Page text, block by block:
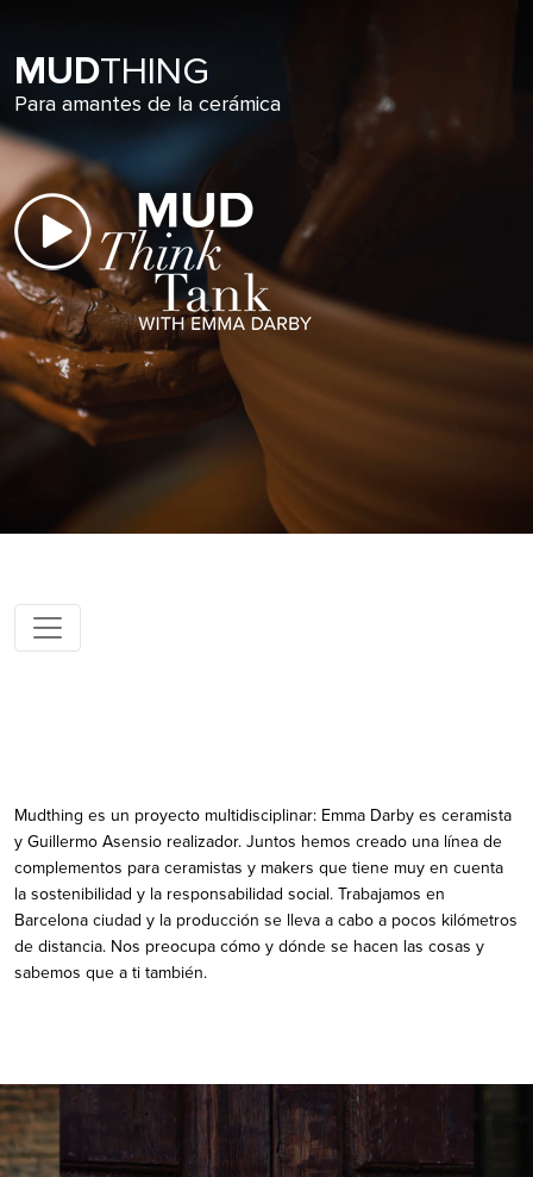
MUDTHING
Para amantes de la cerámica
Mudthing es un proyecto multidisciplinar: Emma Darby es ceramista
y Guillermo Asensio realizador. Juntos hemos creado una línea de
complementos para ceramistas y makers que tiene muy en cuenta
la sostenibilidad y la responsabilidad social. Trabajamos en
Barcelona ciudad y la producción se lleva a cabo a pocos kilómetros
de distancia. Nos preocupa cómo y dónde se hacen las cosas y
sabemos que a ti también.